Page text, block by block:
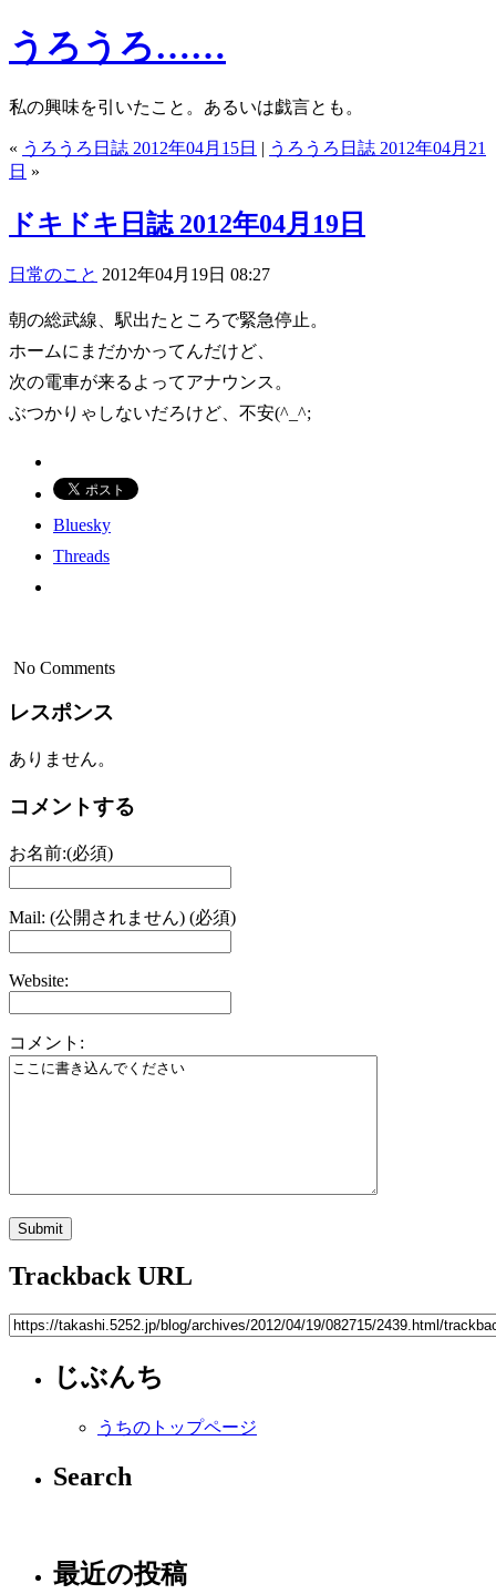
うろうろ……
私の興味を引いたこと。あるいは戯言とも。
« うろうろ日誌 2012年04月15日 | うろうろ日誌 2012年04月21
日 »
ドキドキ日誌 2012年04月19日
日常のこと 2012年04月19日 08:27
朝の総武線、駅出たところで緊急停止。
ホームにまだかかってんだけど、
次の電車が来るよってアナウンス。
ぶつかりゃしないだろけど、不安(^_^;
Bluesky
Threads
No Comments
レスポンス
ありません。
コメントする
お名前:(必須)
Mail: (公開されません) (必須)
Website:
コメント:
Trackback URL
じぶんち
うちのトップページ
Search
最近の投稿